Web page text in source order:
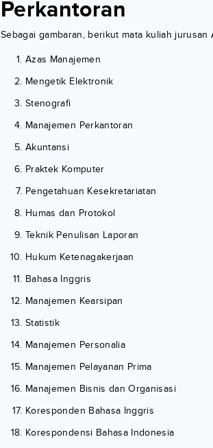
Perkantoran
Sebagai gambaran, berikut mata kuliah
Azas Manajemen
Mengetik Elektronik
Stenografi
Manajemen Perkantoran
Akuntansi
Praktek Komputer
Pengetahuan Kesekretariatan
Humas dan Protokol
Teknik Penulisan Laporan
Hukum Ketenagakerjaan
Bahasa Inggris
Manajemen Kearsipan
Statistik
Manajemen Personalia
Manajemen Pelayanan Prima
Manajemen Bisnis dan Organisasi
Koresponden Bahasa Inggris
Korespondensi Bahasa Indonesia